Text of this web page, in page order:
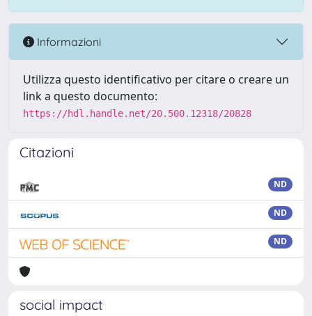
Informazioni
Utilizza questo identificativo per citare o creare un
link a questo documento:
https://hdl.handle.net/20.500.12318/20828
Citazioni
ND
ND
ND
social impact